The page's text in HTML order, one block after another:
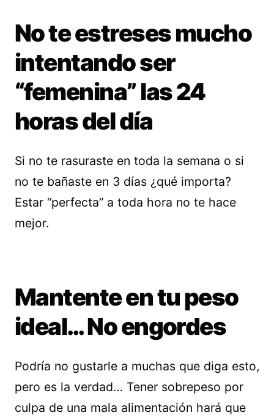
No te estreses mucho
intentando ser
“femenina” las 24
horas del día
Si no te rasuraste en toda la semana o si
no te bañaste en 3 días ¿qué importa?
Estar “perfecta” a toda hora no te hace
mejor.
Mantente en tu peso
ideal… No engordes
Podría no gustarle a muchas que diga esto,
pero es la verdad… Tener sobrepeso por
culpa de una mala alimentación hará que